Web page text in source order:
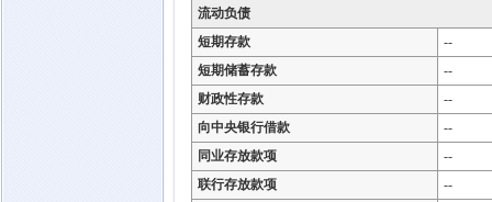
流动负债
短期存款
--
短期储蓄存款
--
财政性存款
--
向中央银行借款
--
同业存放款项
--
联行存放款项
--